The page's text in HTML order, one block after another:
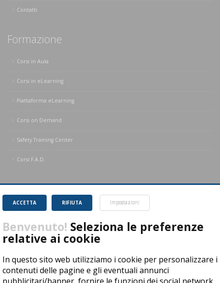
RIFIUTA
ACCETTA Impostazioni
Benvenuto! Seleziona le preferenze
relative ai cookie
In questo sito web utilizziamo i cookie per personalizzare i
contenuti delle pagine e gli eventuali annunci
Contatti
Formazione
Corsi in Aula
Corsi in eLearning
Piattaforma eLearning
Corsi on Demand
Safety Training Center
Corsi F.A.D.
Piattaforma eLearning
Guida rapida
I miei corsi
Contatta il Tutor